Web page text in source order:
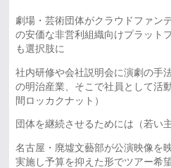
劇場・芸術団体がクラウドファン
の安価な非営利組織向けプラット
も選択肢に
社内研修や会社説明会に演劇の手
の明治産業、そこで社員として活
間ロッカクナット）
団体を継続させるためには（若い
名古屋・廃墟文藝部が公演映像を
実施し予算を抑えた形でツアー希